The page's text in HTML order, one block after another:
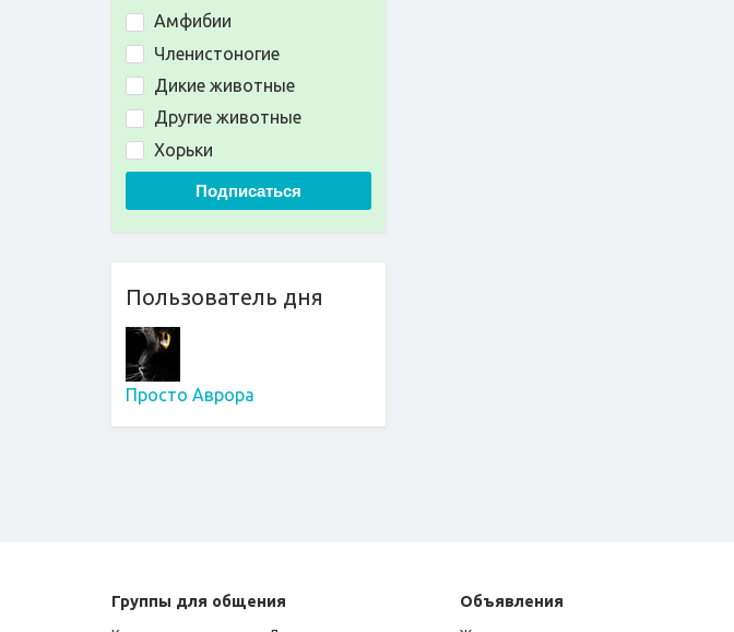
Амфибии
Членистоногие
Дикие животные
Другие животные
Хорьки
Подписаться
Пользователь дня
Просто Аврора
Группы для общения Объявления